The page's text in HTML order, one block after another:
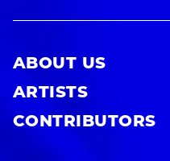
ABOUT US
ARTISTS
CONTRIBUTORS